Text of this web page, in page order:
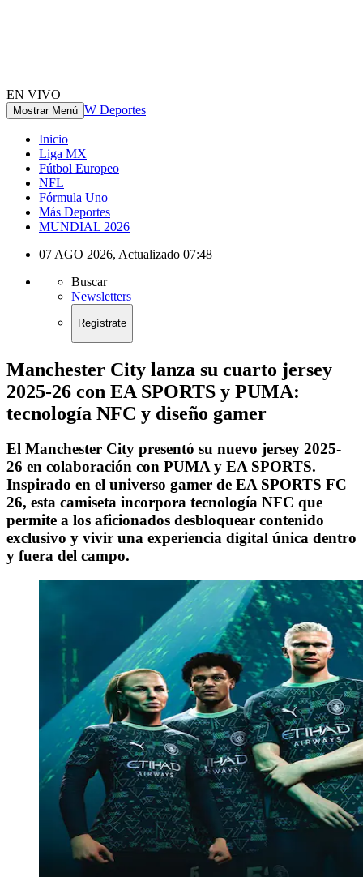
EN VIVO
Mostrar Menú W Deportes
Inicio
Liga MX
Fútbol Europeo
NFL
Fórmula Uno
Más Deportes
MUNDIAL 2026
07 AGO 2026, Actualizado 07:48
Buscar
Newsletters
Regístrate
Manchester City lanza su cuarto jersey
2025-26 con EA SPORTS y PUMA:
tecnología NFC y diseño gamer
El Manchester City presentó su nuevo jersey 2025-
26 en colaboración con PUMA y EA SPORTS.
Inspirado en el universo gamer de EA SPORTS FC
26, esta camiseta incorpora tecnología NFC que
permite a los aficionados desbloquear contenido
exclusivo y vivir una experiencia digital única dentro
y fuera del campo.